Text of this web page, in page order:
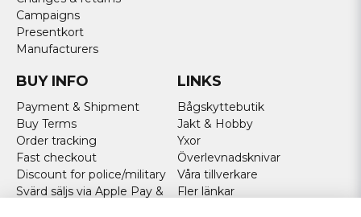
Campaigns
Presentkort
Manufacturers
BUY INFO
Payment & Shipment
Buy Terms
Order tracking
Fast checkout
Discount for police/military
Svärd säljs via Apple Pay &
LINKS
Bågskyttebutik
Jakt & Hobby
Yxor
Överlevnadsknivar
Våra tillverkare
Fler länkar